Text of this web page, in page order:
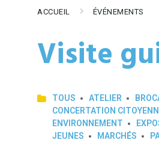
ACCUEIL ÉVÉNEMENTS
Visite
TOUS ATELIER
CONCERTATION
ENVIRONNEMENT
JEUNES
MARCHÉS